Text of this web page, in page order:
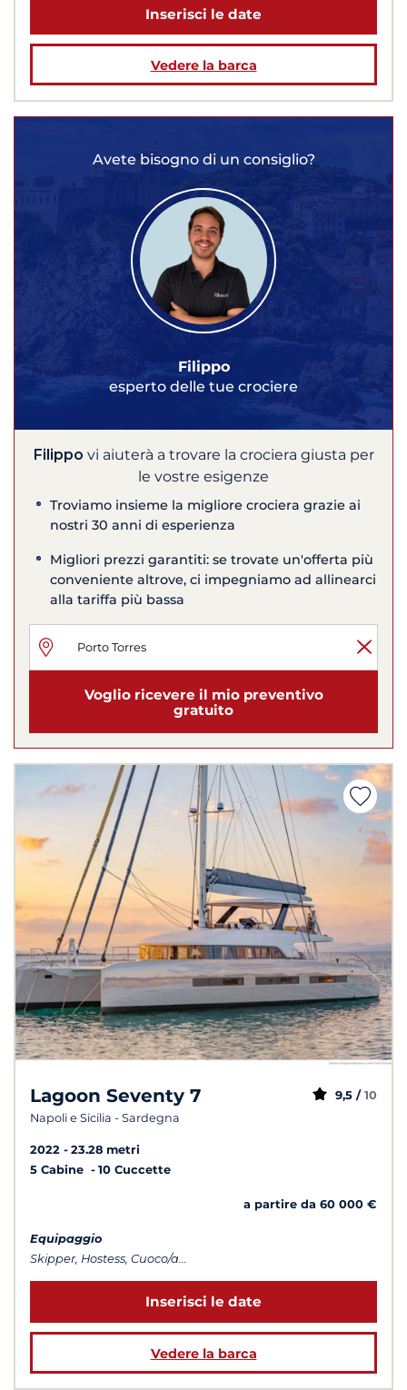
Inserisci le date
Vedere la barca
Avete bisogno di un consiglio?
Filippo
esperto delle tue crociere
Filippo vi aiuterà a trovare la crociera giusta per
le vostre esigenze
Troviamo insieme la migliore crociera grazie ai
nostri 30 anni di esperienza
Migliori prezzi garantiti: se trovate un'offerta più
conveniente altrove, ci impegniamo ad allinearci
alla tariffa più bassa
Voglio ricevere il mio preventivo
gratuito
Lagoon Seventy 7
Napoli e Sicilia - Sardegna
9,5 / 10
2022
23.28 metri
5 Cabine
10 Cuccette
a partire da 60 000 €
Equipaggio
Skipper, Hostess, Cuoco/a...
Inserisci le date
Vedere la barca